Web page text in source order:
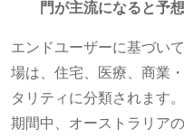
門が主流になると
エンドユーザーに基づい
場は、住宅、医療、商業
タリティに分類されます
期間中、オーストラリア